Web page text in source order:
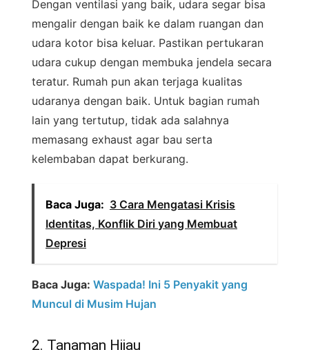
Dengan ventilasi yang baik, udara segar bisa
mengalir dengan baik ke dalam ruangan dan
udara kotor bisa keluar. Pastikan pertukaran
udara cukup dengan membuka jendela secara
teratur. Rumah pun akan terjaga kualitas
udaranya dengan baik. Untuk bagian rumah
lain yang tertutup, tidak ada salahnya
memasang exhaust agar bau serta
kelembaban dapat berkurang.
Baca Juga: 3 Cara Mengatasi Krisis
Identitas, Konflik Diri yang Membuat
Depresi
Baca Juga: Waspada! Ini 5 Penyakit yang
Muncul di Musim Hujan
2. Tanaman Hijau